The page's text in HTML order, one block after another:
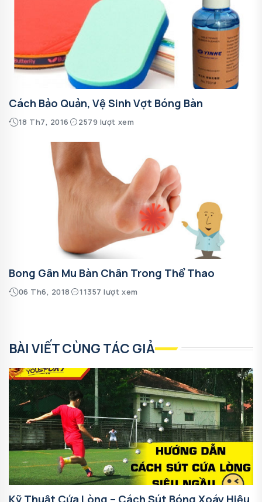
Cách Bảo Quản, Vệ Sinh Vợt Bóng Bàn
18 Th7, 2016 2579 lượt xem
Bong Gân Mu Bàn Chân Trong Thể Thao
06 Th6, 2018 11357 lượt xem
BÀI VIẾT CÙNG TÁC GIẢ